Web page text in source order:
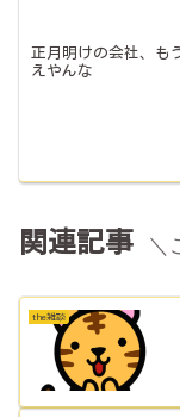
正月明けの会社、も
えやんな
関連記事 ＼
the雑談